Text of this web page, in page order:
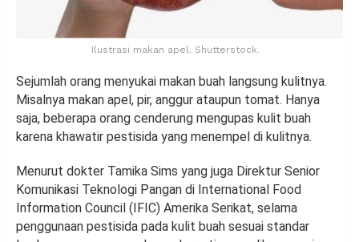
Ilustrasi makan apel. Shutterstock.
Sejumlah orang menyukai makan buah langsung kulitnya.
Misalnya makan apel, pir, anggur ataupun tomat. Hanya
saja, beberapa orang cenderung mengupas kulit buah
karena khawatir pestisida yang menempel di kulitnya.
Menurut dokter Tamika Sims yang juga Direktur Senior
Komunikasi Teknologi Pangan di International Food
Information Council (IFIC) Amerika Serikat, selama
penggunaan pestisida pada kulit buah sesuai standar